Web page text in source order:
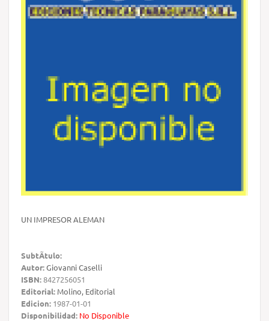
UN IMPRESOR ALEMAN
SubtÃ­tulo:
Autor:Giovanni Caselli
ISBN:8427256051
Editorial: Molino, Editorial
Edicion: 1987-01-01
Disponibilidad: No Disponible